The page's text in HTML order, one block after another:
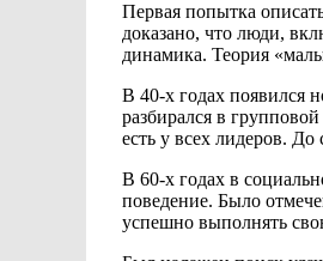
Первая попытка
доказано, что люди,
динамика. Теория
В 40-х годах появился
разбирался в групповой
есть у всех лидеров. До
В 60-х годах в
поведение. Было
успешно выполнять